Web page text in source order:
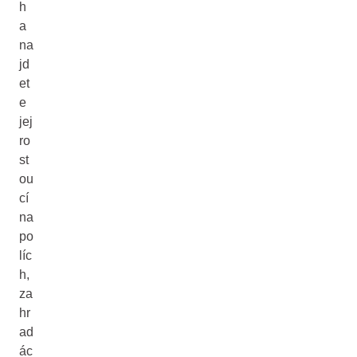
h
a
na
jd
et
e
jej
ro
st
ou
cí
na
po
líc
h,
za
hr
ad
ác